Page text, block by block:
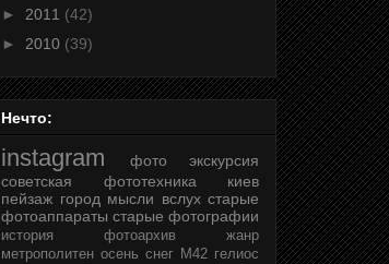
► 2011 (42)
► 2010 (39)
Нечто:
instagram фото
экскурсия
советская фототехника
киев
пейзаж город мысли вслух старые
фотоаппараты старые фотографии
история фотоархив
жанр
метрополитен осень снег М42 гелиос